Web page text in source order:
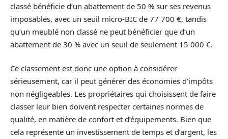
classé bénéficie d’un abattement de 50 % sur ses revenus
imposables, avec un seuil micro-BIC de 77 700 €, tandis
qu’un meublé non classé ne peut bénéficier que d’un
abattement de 30 % avec un seuil de seulement 15 000 €.
Ce classement est donc une option à considérer
sérieusement, car il peut générer des économies d’impôts
non négligeables. Les propriétaires qui choisissent de faire
classer leur bien doivent respecter certaines normes de
qualité, en matière de confort et d’équipements. Bien que
cela représente un investissement de temps et d’argent, les